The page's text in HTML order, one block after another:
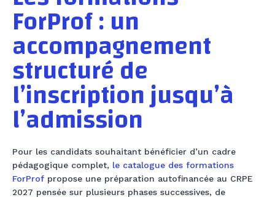
ForProf : un
accompagnement
structuré de
l’inscription jusqu’à
l’admission
Pour les candidats souhaitant bénéficier d’un cadre
pédagogique complet, le catalogue des formations
ForProf propose une préparation autofinancée au CRPE
2027 pensée sur plusieurs phases successives, de